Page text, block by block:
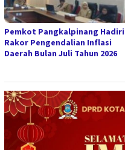
Pemkot Pangkalpinang Hadiri
Rakor Pengendalian Inflasi
Daerah Bulan Juli Tahun 2026